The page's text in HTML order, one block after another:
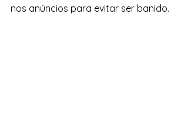
nos anúncios para evitar ser banido.